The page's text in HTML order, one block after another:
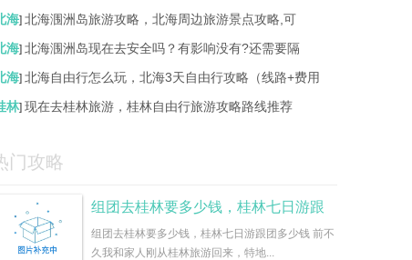
海] 北海涠洲岛旅游攻略，北海周边旅游景点攻略,可
海] 北海涠洲岛现在去安全吗？有影响没有?还需要隔
海] 北海自由行怎么玩，北海3天自由行攻略（线路+费用
林] 现在去桂林旅游，桂林自由行旅游攻略路线推荐
门攻略
组团去桂林要多少钱，桂林七日游跟
组团去桂林要多少钱，桂林七日游跟团多少钱 前不
久我和家人刚从桂林旅游回来，特地...